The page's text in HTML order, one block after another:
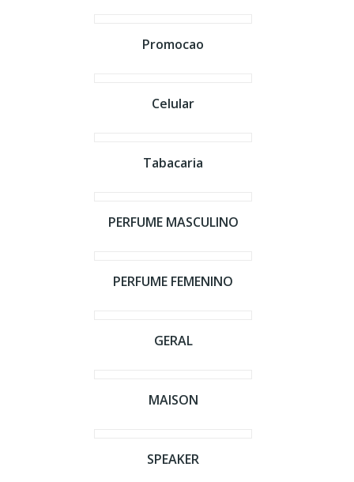
Promocao
Celular
Tabacaria
PERFUME MASCULINO
PERFUME FEMENINO
GERAL
MAISON
SPEAKER